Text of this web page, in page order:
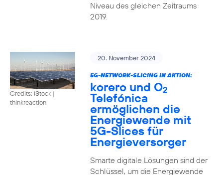
Niveau des gleichen Zeitraums
2019.
Credits: iStock |
thinkreaction
20. November 2024
5G-NETWORK-SLICING IN AKTION:
korero und O2
Telefónica
ermöglichen die
Energiewende mit
5G-Slices für
Energieversorger
Smarte digitale Lösungen sind der
Schlüssel, um die Energiewende